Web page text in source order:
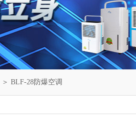
＞ BLF-28防爆空调